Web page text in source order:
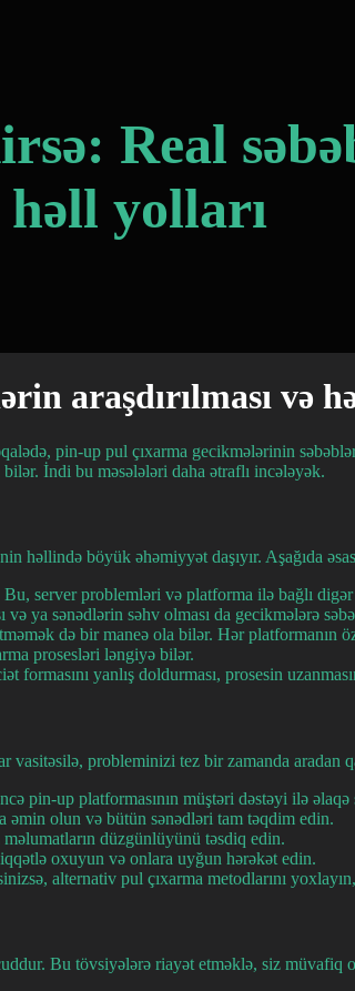
Real
həll yolları
araşdırılması və
pin-up pul çıxarma gecikmələrinin
İndi bu məsələləri daha ətraflı incələyək.
böyük əhəmiyyət daşıyır. Aşağıda əsas
server problemləri və platforma ilə bağlı
və ya sənədlərin səhv olması da gecikmələrə
də bir maneə ola bilər. Hər platformanın
prosesləri ləngiyə bilər.
yanlış doldurması, prosesin
probleminizi tez bir zamanda aradan
pin-up platformasının müştəri dəstəyi ilə əlaqə
əmin olun və bütün sənədləri tam təqdim edin.
düzgünlüyünü təsdiq edin.
oxuyun və onlara uyğun hərəkət edin.
alternativ pul çıxarma metodlarını
Bu tövsiyələrə riayət etməklə, siz müvafiq